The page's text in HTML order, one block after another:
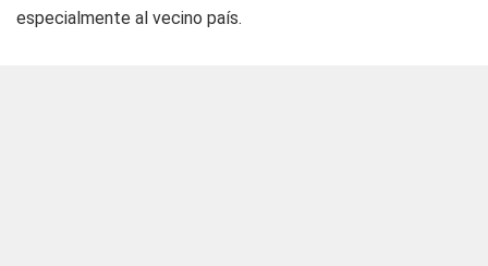
especialmente al vecino país.